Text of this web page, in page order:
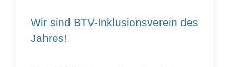
Wir sind BTV-Inklusionsverein des
Jahres!